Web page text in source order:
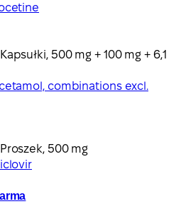
Kapsułki, 500 mg + 100 mg + 6,1
combinations excl.
Proszek, 500 mg